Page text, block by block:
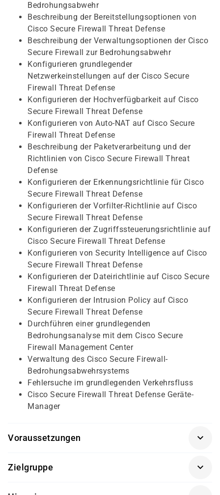
Bedrohungsabwehr
Beschreibung der Bereitstellungsoptionen von
Cisco Secure Firewall Threat Defense
Beschreibung der Verwaltungsoptionen der Cisco
Secure Firewall zur Bedrohungsabwehr
Konfigurieren grundlegender
Netzwerkeinstellungen auf der Cisco Secure
Firewall Threat Defense
Konfigurieren der Hochverfügbarkeit auf Cisco
Secure Firewall Threat Defense
Konfigurieren von Auto-NAT auf Cisco Secure
Firewall Threat Defense
Beschreibung der Paketverarbeitung und der
Richtlinien von Cisco Secure Firewall Threat
Defense
Konfigurieren der Erkennungsrichtlinie für Cisco
Secure Firewall Threat Defense
Konfigurieren der Vorfilter-Richtlinie auf Cisco
Secure Firewall Threat Defense
Konfigurieren der Zugriffssteuerungsrichtlinie auf
Cisco Secure Firewall Threat Defense
Konfigurieren von Security Intelligence auf Cisco
Secure Firewall Threat Defense
Konfigurieren der Dateirichtlinie auf Cisco Secure
Firewall Threat Defense
Konfigurieren der Intrusion Policy auf Cisco
Secure Firewall Threat Defense
Durchführen einer grundlegenden
Bedrohungsanalyse mit dem Cisco Secure
Firewall Management Center
Verwaltung des Cisco Secure Firewall-
Bedrohungsabwehrsystems
Fehlersuche im grundlegenden Verkehrsfluss
Cisco Secure Firewall Threat Defense Geräte-
Manager
Voraussetzungen
Vorkenntnisse mitbringen:
Zielgruppe
Ingenieure für Netzsicherheit